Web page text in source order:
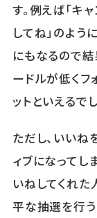
す。例えば「キ
してね」のよう
にもなるので結
ードルが低くフ
ットといえるでし
ただし、いいね
ィブになってし
いねしてくれ
平な抽選を行う